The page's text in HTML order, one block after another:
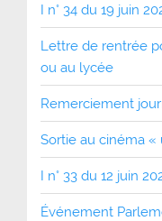
I n° 34 du 19 juin
Lettre de rentrée
ou au lycée
Remerciement
Sortie au cinéma «
I n° 33 du 12 juin
Événement